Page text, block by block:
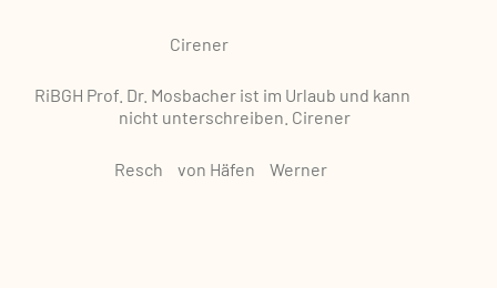
Cirener
RiBGH Prof. Dr. Mosbacherist im Urlaub und kann
nicht unterschreiben. Cirener
Resch von Häfen Werner